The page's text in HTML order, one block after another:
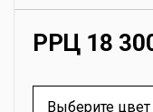
РРЦ 18
Выберите цвет